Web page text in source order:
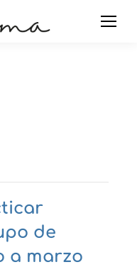
de
a marzo